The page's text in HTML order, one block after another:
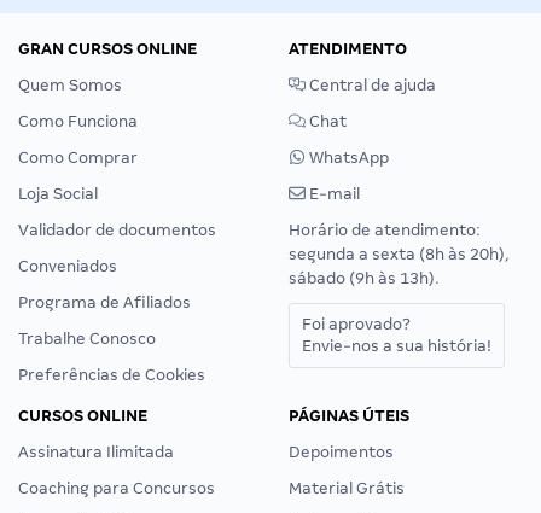
GRAN CURSOS ONLINE
Quem Somos
Como Funciona
Como Comprar
Loja Social
Validador de documentos
Conveniados
Programa de Afiliados
Trabalhe Conosco
Preferências de Cookies
ATENDIMENTO
Central de ajuda
Chat
WhatsApp
E-mail
Horário de atendimento:
segunda a sexta (8h às 20h),
sábado (9h às 13h).
Foi aprovado?
Envie-nos a sua história!
CURSOS ONLINE
Assinatura Ilimitada
Coaching para Concursos
PÁGINAS ÚTEIS
Depoimentos
Material Grátis